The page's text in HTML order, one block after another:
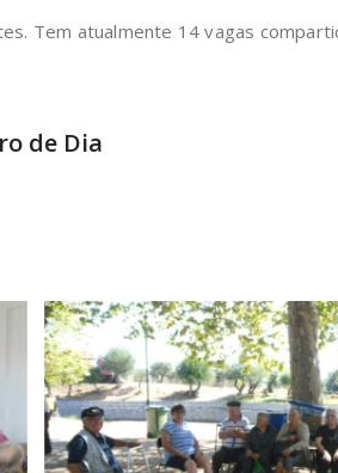
Tem atualmente 14 vagas
de Dia